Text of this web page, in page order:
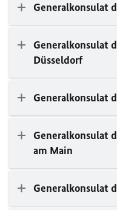
Generalkonsulat
Generalkonsulat
Düsseldorf
Generalkonsulat
Generalkonsulat
am Main
Generalkonsulat